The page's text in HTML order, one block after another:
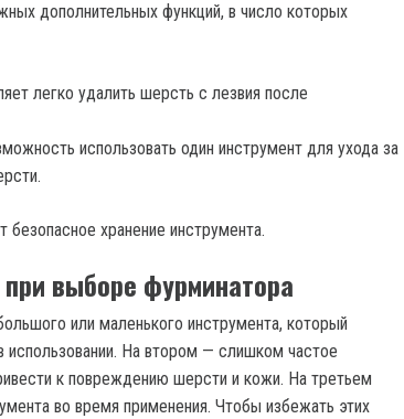
дополнительных функций, в число которых
легко удалить шерсть с лезвия после
использовать один инструмент для ухода за
хранение инструмента.
выборе фурминатора
или маленького инструмента, который
На втором — слишком частое
к повреждению шерсти и кожи. На третьем
во время применения. Чтобы избежать этих